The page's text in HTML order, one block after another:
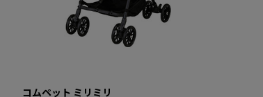
コムペット ミリミリ